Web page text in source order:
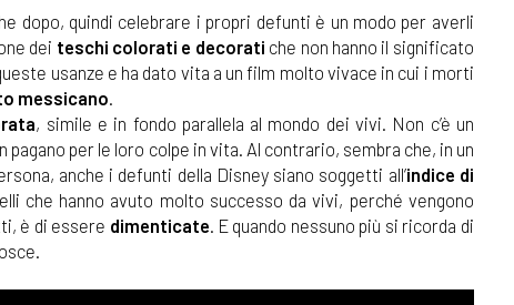
dopo, quindi celebrare i propri defunti è un modo per averli
dei teschi colorati e decorati che non hanno il significato
usanze e ha dato vita a un film molto vivace in cui i morti
messicano.
, simile e in fondo parallela al mondo dei vivi. Non c’è un
pagano per le loro colpe in vita. Al contrario, sembra che, in un
anche i defunti della Disney siano soggetti all’indice di
che hanno avuto molto successo da vivi, perché vengono
è di essere dimenticate. E quando nessuno più si ricorda di